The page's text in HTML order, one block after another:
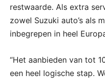
restwaarde. Als extra
zowel Suzuki auto’s als
inbegrepen in heel
“Het aanbieden van tot
een heel logische stap.